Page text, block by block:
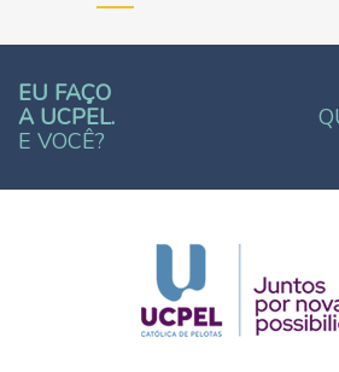
EU FAÇO
A UCPEL.
E VOCÊ?